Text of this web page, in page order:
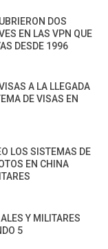
DOS
EN LAS VPN QUE
DESDE 1996
A LA LLEGADA
DE VISAS EN
LOS SISTEMAS DE
EN CHINA
Y MILITARES
5